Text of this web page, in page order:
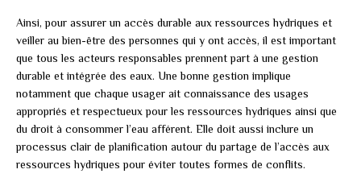
Ainsi, pour assurer un accès durable aux ressources hydriques et
veiller au bien-être des personnes qui y ont accès, il est important
que tous les acteurs responsables prennent part à une gestion
durable et intégrée des eaux. Une bonne gestion implique
notamment que chaque usager ait connaissance des usages
appropriés et respectueux pour les ressources hydriques ainsi que
du droit à consommer l’eau afférent. Elle doit aussi inclure un
processus clair de planification autour du partage de l’accès aux
ressources hydriques pour éviter toutes formes de conflits.